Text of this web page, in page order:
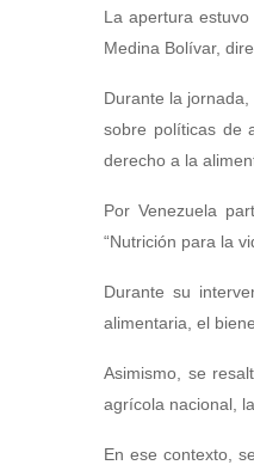
La apertura
Medina Bolívar,
Durante la
sobre políticas de
derecho a la
Por Venezuela
“Nutrición para la
Durante su
alimentaria, el
Asimismo, se
agrícola nacional,
En ese contexto,